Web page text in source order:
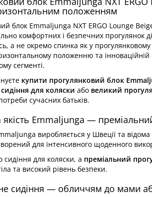
положенням
блок Emmaljunga NXT ERGO Lounge
комфортних і безпечних прогулянок
а не окремо спинка як у
положенню та
сегменті.
купити прогулянковий блок
для коляски або великий
сучасних батьків.
Emmaljunga —
виробляється у Швеції та
для інтенсивного щоденного
сидіння для коляски, а преміальний
та високий рівень безпеки.
сидіння — обличчям до мами